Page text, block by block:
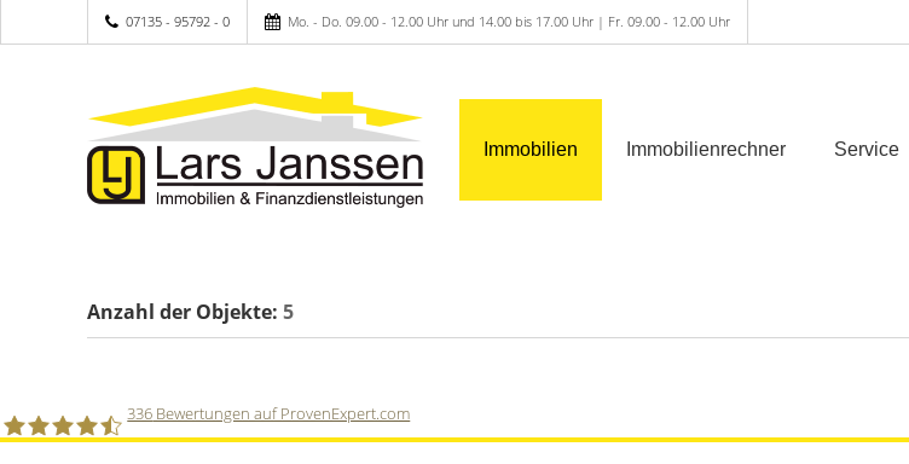
07135 - 95792 - 0 Mo. - Do. 09.00 - 12.00 Uhr und 14.00 bis 17.00 Uhr | Fr. 09.00 - 12.00 Uhr
Immobilien Immobilienrechner Service
Anzahl der Objekte: 5
336 Bewertungen auf ProvenExpert.com